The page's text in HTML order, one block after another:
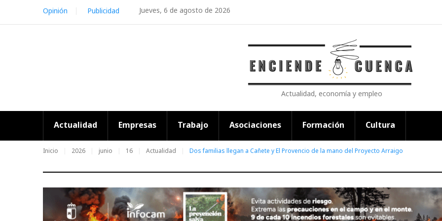
content
Jueves, 6 de agosto de 2026
Opinión Publicidad
Actualidad, economía y empleo
Actualidad Empresas Trabajo Asociaciones Formación Cultura
Inicio 2026 junio 16 Actualidad Dos familias llegan a Cañete y El Provencio de la mano del Proyecto Arraigo